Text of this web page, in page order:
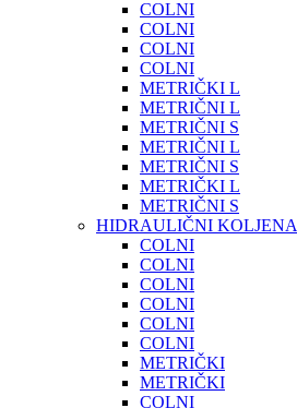
COLNI
COLNI
COLNI
COLNI
METRIČKI L
METRIČNI L
METRIČNI S
METRIČNI L
METRIČNI S
METRIČKI L
METRIČNI S
HIDRAULIČNI KOLJENA
COLNI
COLNI
COLNI
COLNI
COLNI
COLNI
METRIČKI
METRIČKI
COLNI